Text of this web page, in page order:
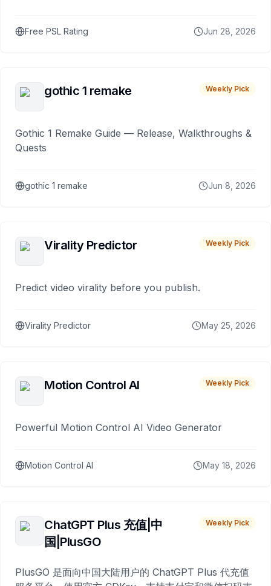
Free PSL Rating Jun 28, 2026
gothic 1 remake Weekly Pick
Gothic 1 Remake Guide — Release, Walkthroughs &
Quests
gothic 1 remake Jun 8, 2026
Virality Predictor Weekly Pick
Predict video virality before you publish.
Virality Predictor May 25, 2026
Motion Control AI Weekly Pick
Powerful Motion Control AI Video Generator
Motion Control AI May 18, 2026
ChatGPT Plus 充值|中
国|PlusGO
Weekly Pick
PlusGO 是面向中国大陆用户的 ChatGPT Plus 代充值